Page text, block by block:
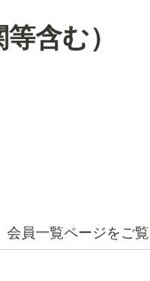
含む）
員一覧ページをご覧